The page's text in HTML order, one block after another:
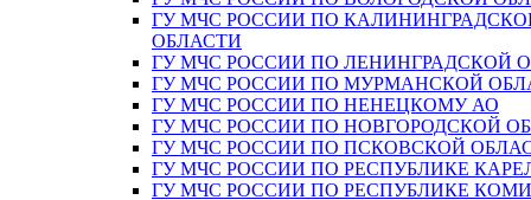
ГУ МЧС РОССИИ ПО
ОБЛАСТИ
ГУ МЧС РОССИИ ПО ЛЕНИНГРАДСКОЙ
ГУ МЧС РОССИИ ПО МУРМАНСКОЙ
ГУ МЧС РОССИИ ПО НЕНЕЦКОМУ АО
ГУ МЧС РОССИИ ПО НОВГОРОДСКОЙ
ГУ МЧС РОССИИ ПО ПСКОВСКОЙ
ГУ МЧС РОССИИ ПО РЕСПУБЛИКЕ
ГУ МЧС РОССИИ ПО РЕСПУБЛИКЕ КОМИ